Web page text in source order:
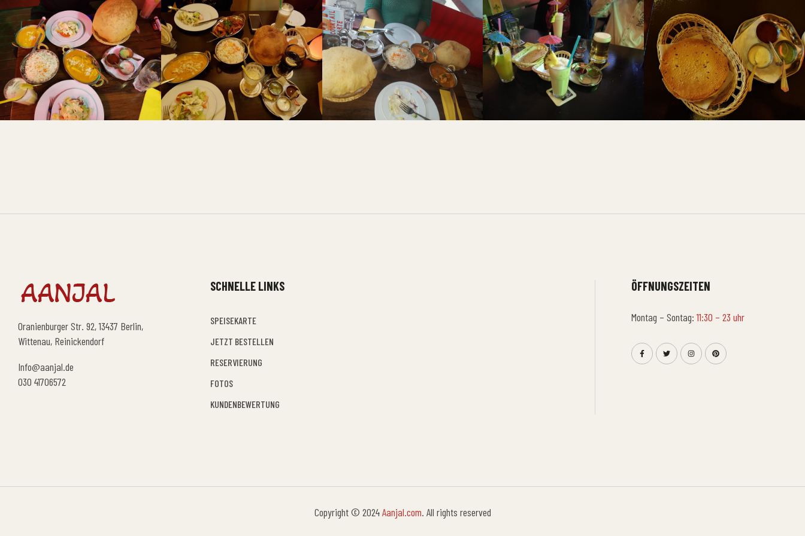
Oranienburger Str. 92, 13437 Berlin,
Wittenau, Reinickendorf
Info@aanjal.de
030 41706572
SCHNELLE LINKS
SPEISEKARTE
JETZT BESTELLEN
RESERVIERUNG
FOTOS
KUNDENBEWERTUNG
ÖFFNUNGSZEITEN
Montag – Sontag:11:30 – 23 uhr
Copyright © 2024Aanjal.com. All rights reserved